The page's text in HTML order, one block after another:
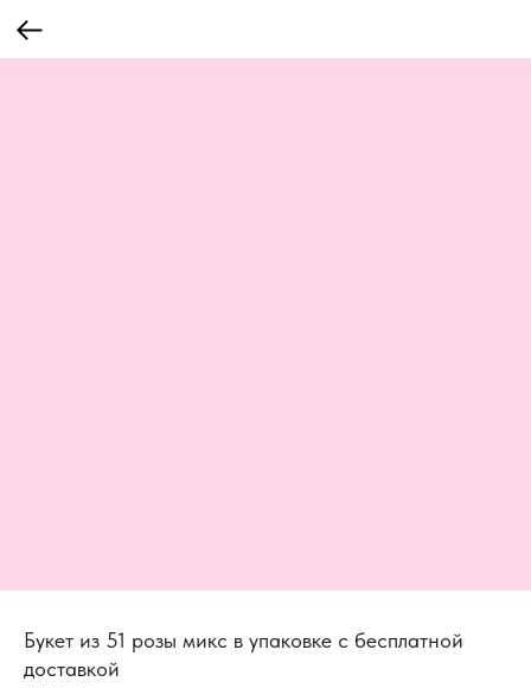
Букет из 51 розы микс в упаковке с бесплатной
доставкой